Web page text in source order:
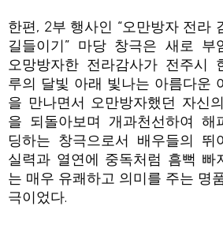
한편, 2부 행사인 “오만방자 전라
길들이기” 마당 창극은 새로 부
오망방자한 전라감사가 전주시
루의 달빛 아래 빛나는 아름다운
을 만나면서 오만방자했던 자신
을 되돌아보며 개과천선하여 해
딩하는 창극으로서 배우들의 뛰
실력과 열연에 중독처럼 흠뻑 빠
는 매우 유쾌하고 의미를 주는 명
극이었다.